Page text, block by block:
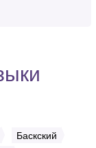
Баскский